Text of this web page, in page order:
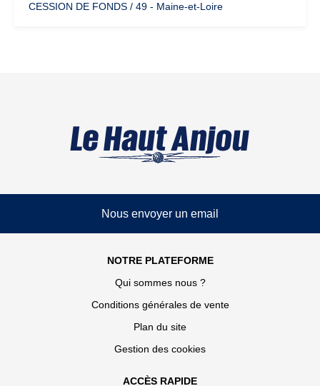
CESSION DE FONDS / 49 - Maine-et-Loire
Nous envoyer un email
NOTRE PLATEFORME
Qui sommes nous ?
Conditions générales de vente
Plan du site
Gestion des cookies
ACCÈS RAPIDE